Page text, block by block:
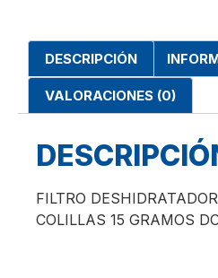
DESCRIPCIÓN
VALORACIONES (0)
FILTRO
COLILLAS 15 GRAMOS